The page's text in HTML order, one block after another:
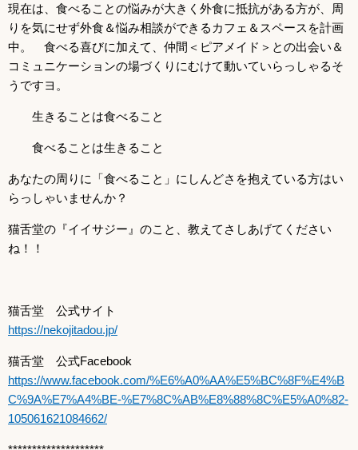
現在は、食べることの悩みが大きく外食に抵抗がある方が、周
りを気にせず外食＆悩み相談ができるカフェ＆スペースを計画
中。 食べる喜びに加えて、仲間＜ピアメイド＞との出会い＆
コミュニケーションの場づくりにむけて動いていらっしゃるそ
うですヨ。
生きることは食べること
食べることは生きること
あなたの周りに「食べること」にしんどさを抱えている方はい
らっしゃいませんか？
猫舌堂の『イイサジー』のこと、教えてさしあげてください
ね！！
猫舌堂 公式サイト
https://nekojitadou.jp/
猫舌堂 公式Facebook
https://www.facebook.com/%E6%A0%AA%E5%BC%8F%E4%B
C%9A%E7%A4%BE-%E7%8C%AB%E8%88%8C%E5%A0%82-
105061621084662/